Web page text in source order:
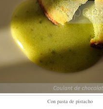
Con pasta de pistacho